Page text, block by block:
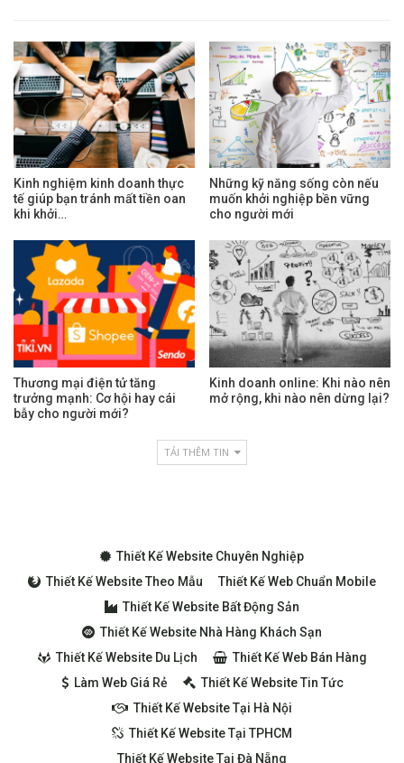
Kinh nghiệm kinh doanh thực
tế giúp bạn tránh mất tiền oan
khi khởi…
Những kỹ năng sống còn nếu
muốn khởi nghiệp bền vững
cho người mới
Thương mại điện tử tăng
trưởng mạnh: Cơ hội hay cái
bẫy cho người mới?
Kinh doanh online: Khi nào nên
mở rộng, khi nào nên dừng lại?
TẢI THÊM TIN
Thiết Kế Website Chuyên Nghiệp
Thiết Kế Website Theo Mẫu
Thiết Kế Web Chuẩn Mobile
Thiết Kế Website Bất Động Sản
Thiết Kế Website Nhà Hàng Khách Sạn
Thiết Kế Website Du Lịch
Thiết Kế Web Bán Hàng
Làm Web Giá Rẻ
Thiết Kế Website Tin Tức
Thiết Kế Website Tại Hà Nội
Thiết Kế Website Tại TPHCM
Thiết Kế Website Tại Đà Nẵng